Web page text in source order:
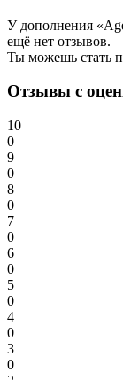
У дополнения
ещё нет отзывов.
Ты можешь стать
Отзывы с
10
0
9
0
8
0
7
0
6
0
5
0
4
0
3
0